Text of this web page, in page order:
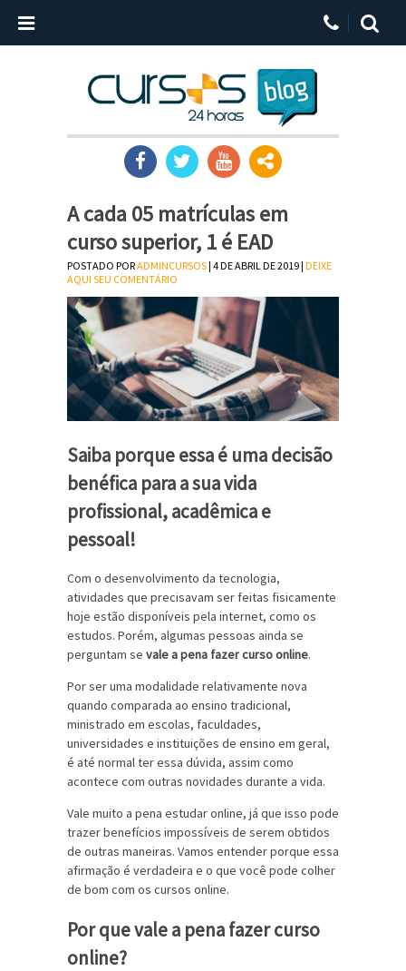
A cada 05 matrículas em
curso superior, 1 é EAD
POSTADO PORADMINCURSOS| 4 DE ABRIL DE 2019 | DEIXE
AQUI SEU COMENTÁRIO
Saiba porque essa é uma decisão
benéfica para a sua vida
profissional, acadêmica e
pessoal!
Com o desenvolvimento da tecnologia,
atividades que precisavam ser feitas fisicamente
hoje estão disponíveis pela internet, como os
estudos. Porém, algumas pessoas ainda se
perguntam se vale a pena fazer curso online.
Por ser uma modalidade relativamente nova
quando comparada ao ensino tradicional,
ministrado em escolas, faculdades,
universidades e instituições de ensino em geral,
é até normal ter essa dúvida, assim como
acontece com outras novidades durante a vida.
Vale muito a pena estudar online, já que isso pode
trazer benefícios impossíveis de serem obtidos
de outras maneiras. Vamos entender porque essa
afirmação é verdadeira e o que você pode colher
de bom com os cursos online.
Por que vale a pena fazer curso
online?